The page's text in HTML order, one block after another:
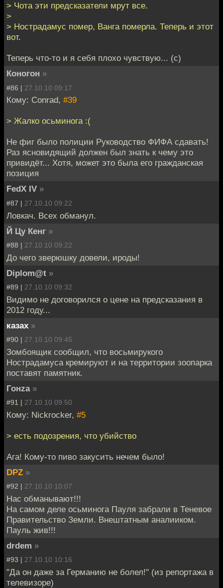
> Чота эти предсказатели мрут все.
>
> Нострадамус помер, Ванга померла. Теперь и этот
вот.
Теперь что-то и я себя плохо чувствую... (с)
Коногон »
#86 | 27.10.10 09:17
Кому: Conrad, #39
> Жалко осьминога :(
Не фиг было полиции Руководство ФИФА сдавать!
Раз ясновидящий должен был знать к чему это
привидёт... Хотя, может это была его гражданская
позиция
FedX IV »
#87 | 27.10.10 09:22
Ловкач. Всех обманул.
Й Цу Кенг »
#88 | 27.10.10 09:22
До чего зверюшку довели, ироды!
Diplom@t »
#89 | 27.10.10 09:32
Видимо не договорился о цене на предсказания в
2012 году...
казах »
#90 | 27.10.10 09:45
Зомбоящик сообщил, что восьмирукого
Нострадамуса кремируют и на территории зоопарка
поставят памятник.
Гонzа »
#91 | 27.10.10 09:50
Кому: Nickrocker, #5
> есть подозрения, что убийство
Ага! Кому-то пиво закусить нечем было!
DPZ »
#92 | 27.10.10 10:07
Нас обманывают!!!
На самом деле осьминога Пауля забрали в Теневое
Правительство Земли. Внештатным аналииком.
Пауль жив!!!
drdem »
#93 | 27.10.10 10:16
"Да он даже за Германию не болел!" (из репортажа в
телевизоре)